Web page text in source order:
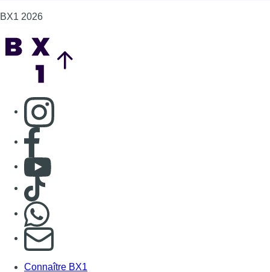
BX1 2026
Consulter page Instagram
Consulter page Facebook
Consulter Youtube
Consulter TikTok
S'abonner à notre newsletter
Connaître BX1